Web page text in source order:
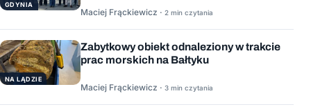
GDYNIA
Maciej Frąckiewicz · 2 min czytania
NA LĄDZIE
Zabytkowy obiekt odnaleziony w trakcie
prac morskich na Bałtyku
Maciej Frąckiewicz · 3 min czytania